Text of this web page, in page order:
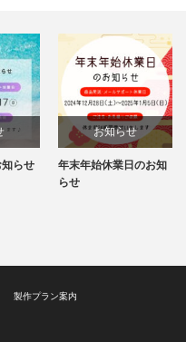
らせ
お知らせ
年末年始休業日のお知
らせ
製作プラン案内